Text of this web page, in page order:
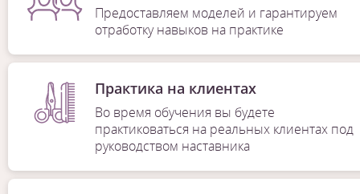
Предоставляем моделей и гарантируем
отработку навыков на практике
Практика на клиентах
Во время обучения вы будете
практиковаться на реальных клиентах под
руководством наставника